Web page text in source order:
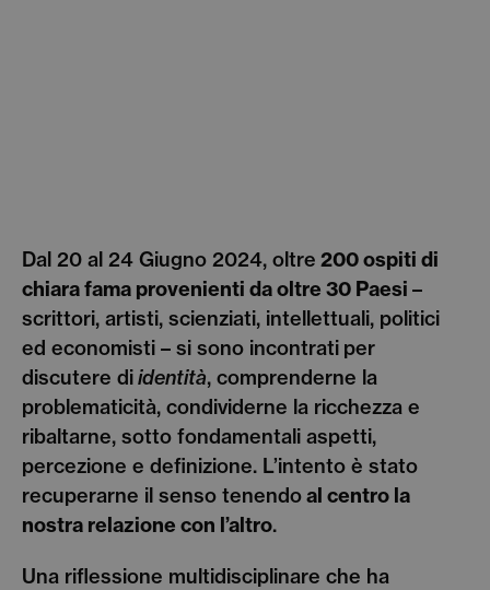
Dal 20 al 24 Giugno 2024, oltre 200 ospiti di
chiara fama provenienti da oltre 30 Paesi –
scrittori, artisti, scienziati, intellettuali, politici
ed economisti – si sono incontrati per
discutere diidentità, comprenderne la
problematicità, condividerne la ricchezza e
ribaltarne, sotto fondamentali aspetti,
percezione e definizione. L’intento è stato
recuperarne il senso tenendoal centro la
nostra relazione con l’altro.
Una riflessione multidisciplinare che ha